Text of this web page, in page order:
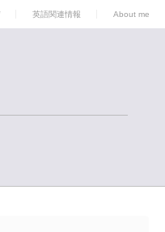
英語関連情報 About me